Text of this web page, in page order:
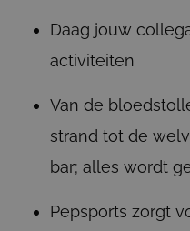
Daag jouw
activiteiten
Van de
strand tot de
bar; alles wordt
Pepsports zorgt